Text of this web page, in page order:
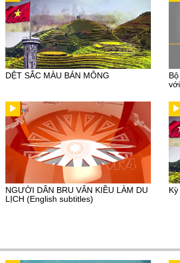
DỆT SẮC MÀU BẢN MÔNG
NGƯỜI DÂN BRU VÂN KIỀU LÀM DU
LỊCH (English subtitles)